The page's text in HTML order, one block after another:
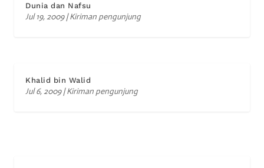
Dunia dan Nafsu
Jul 19, 2009|Kiriman pengunjung
Khalid bin Walid
Jul 6, 2009|Kiriman pengunjung